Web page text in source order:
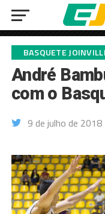
BASQUETE
André
com o
9 de julho de 2018